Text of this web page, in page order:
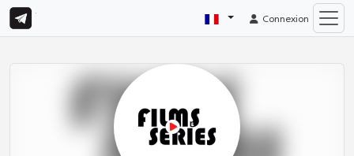
Connexion